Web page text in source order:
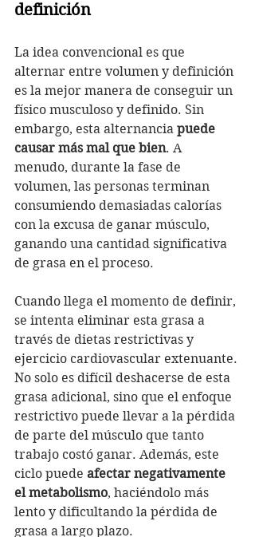
definición
La idea convencional es que
alternar entre volumen y definición
es la mejor manera de conseguir un
físico musculoso y definido. Sin
embargo, esta alternancia puede
causar más mal que bien. A
menudo, durante la fase de
volumen, las personas terminan
consumiendo demasiadas calorías
con la excusa de ganar músculo,
ganando una cantidad significativa
de grasa en el proceso.
Cuando llega el momento de definir,
se intenta eliminar esta grasa a
través de dietas restrictivas y
ejercicio cardiovascular extenuante.
No solo es difícil deshacerse de esta
grasa adicional, sino que el enfoque
restrictivo puede llevar a la pérdida
de parte del músculo que tanto
trabajo costó ganar. Además, este
ciclo puede afectar negativamente
el metabolismo, haciéndolo más
lento y dificultando la pérdida de
grasa a largo plazo.